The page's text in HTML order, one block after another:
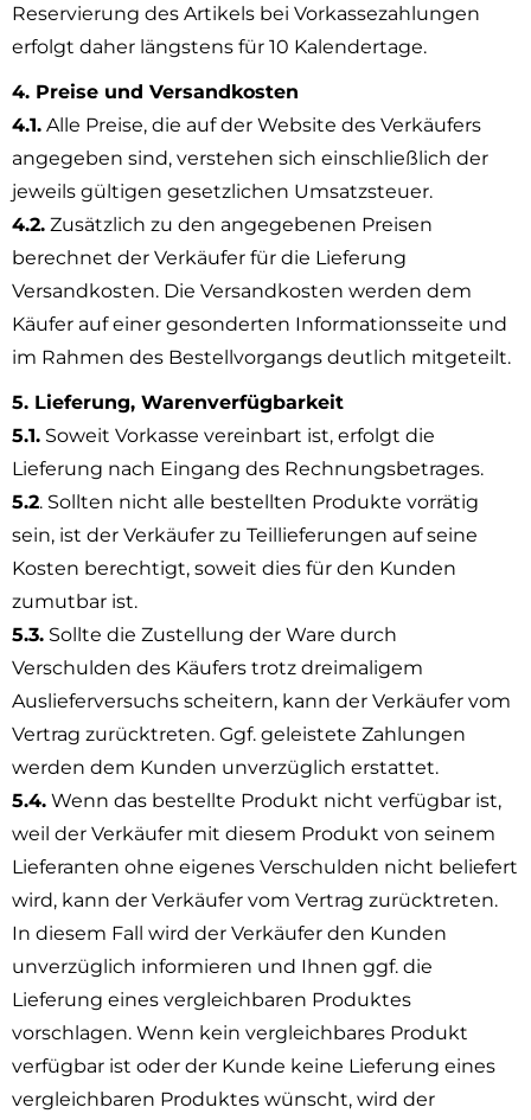
Reservierung des Artikels bei Vorkassezahlungen
erfolgt daher längstens für 10 Kalendertage.
4. Preise und Versandkosten
4.1. Alle Preise, die auf der Website des Verkäufers
angegeben sind, verstehen sich einschließlich der
jeweils gültigen gesetzlichen Umsatzsteuer.
4.2. Zusätzlich zu den angegebenen Preisen
berechnet der Verkäufer für die Lieferung
Versandkosten. Die Versandkosten werden dem
Käufer auf einer gesonderten Informationsseite und
im Rahmen des Bestellvorgangs deutlich mitgeteilt.
5. Lieferung, Warenverfügbarkeit
5.1. Soweit Vorkasse vereinbart ist, erfolgt die
Lieferung nach Eingang des Rechnungsbetrages.
5.2. Sollten nicht alle bestellten Produkte vorrätig
sein, ist der Verkäufer zu Teillieferungen auf seine
Kosten berechtigt, soweit dies für den Kunden
zumutbar ist.
5.3. Sollte die Zustellung der Ware durch
Verschulden des Käufers trotz dreimaligem
Auslieferversuchs scheitern, kann der Verkäufer vom
Vertrag zurücktreten. Ggf. geleistete Zahlungen
werden dem Kunden unverzüglich erstattet.
5.4. Wenn das bestellte Produkt nicht verfügbar ist,
weil der Verkäufer mit diesem Produkt von seinem
Lieferanten ohne eigenes Verschulden nicht beliefert
wird, kann der Verkäufer vom Vertrag zurücktreten.
In diesem Fall wird der Verkäufer den Kunden
unverzüglich informieren und Ihnen ggf. die
Lieferung eines vergleichbaren Produktes
vorschlagen. Wenn kein vergleichbares Produkt
verfügbar ist oder der Kunde keine Lieferung eines
vergleichbaren Produktes wünscht, wird der